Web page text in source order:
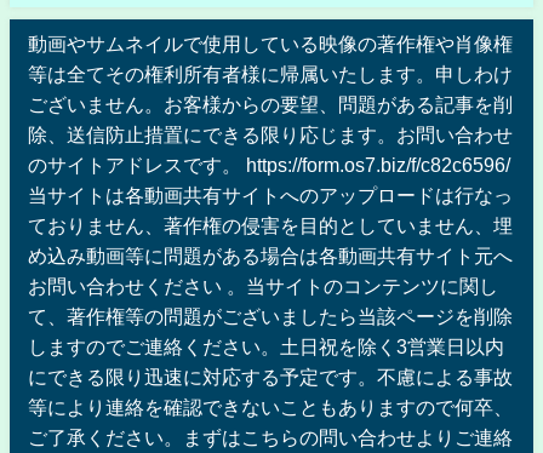
動画やサムネイルで使用している映像の著作権や肖像権
等は全てその権利所有者様に帰属いたします。申しわけ
ございません。お客様からの要望、問題がある記事を削
除、送信防止措置にできる限り応じます。お問い合わせ
のサイトアドレスです。 https://form.os7.biz/f/c82c6596/
当サイトは各動画共有サイトへのアップロードは行なっ
ておりません、著作権の侵害を目的としていません、埋
め込み動画等に問題がある場合は各動画共有サイト元へ
お問い合わせください 。当サイトのコンテンツに関し
て、著作権等の問題がございましたら当該ページを削除
しますのでご連絡ください。土日祝を除く3営業日以内
にできる限り迅速に対応する予定です。不慮による事故
等により連絡を確認できないこともありますので何卒、
ご了承ください。まずはこちらの問い合わせよりご連絡